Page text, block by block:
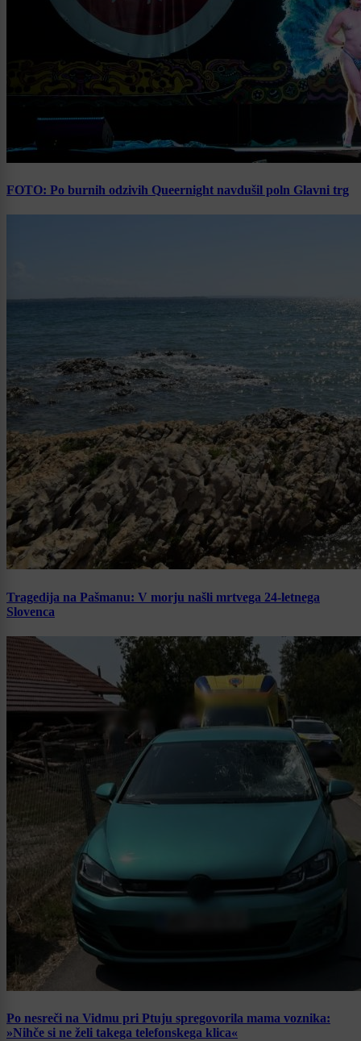
FOTO: Po burnih odzivih Queernight navdušil poln Glavni trg
Tragedija na Pašmanu: V morju našli mrtvega 24-letnega
Slovenca
Po nesreči na Vidmu pri Ptuju spregovorila mama voznika:
»Nihče si ne želi takega telefonskega klica«